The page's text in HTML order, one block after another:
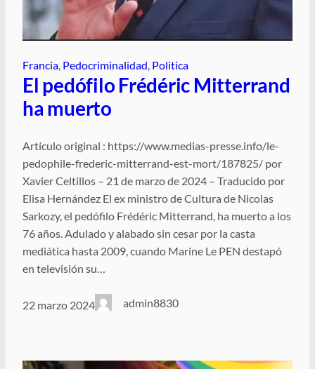
Francia, Pedocriminalidad, Politica
El pedófilo Frédéric Mitterrand
ha muerto
Artículo original : https://www.medias-presse.info/le-
pedophile-frederic-mitterrand-est-mort/187825/ por
Xavier Celtillos – 21 de marzo de 2024 – Traducido por
Elisa Hernández El ex ministro de Cultura de Nicolas
Sarkozy, el pedófilo Frédéric Mitterrand, ha muerto a los
76 años. Adulado y alabado sin cesar por la casta
mediática hasta 2009, cuando Marine Le PEN destapó
en televisión su…
22 marzo 2024 admin8830